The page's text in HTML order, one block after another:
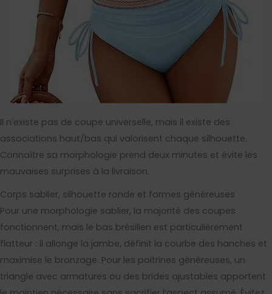
Il n’existe pas de coupe universelle, mais il existe des
associations haut/bas qui valorisent chaque silhouette.
Connaître sa morphologie prend deux minutes et évite les
mauvaises surprises à la livraison.
Corps sablier, silhouette ronde et formes généreuses
Pour une morphologie sablier, la majorité des coupes
fonctionnent, mais le bas brésilien est particulièrement
flatteur : il allonge la jambe, définit la courbe des hanches et
maximise le bronzage. Pour les poitrines généreuses, un
triangle avec armatures ou des brides ajustables apportent